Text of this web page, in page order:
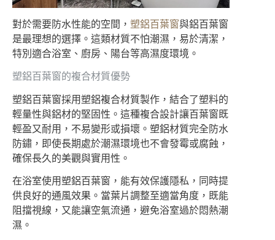
對於需要防水性能的空間， 塑鋁百葉窗與鋁百葉窗
是最理想的選擇。這類材質不怕潮濕，易於清潔，
特別適合浴室、廚房、陽台等高濕度環境。
塑鋁百葉窗的複合材質優勢
塑鋁百葉窗採用塑鋁複合材質製作，結合了塑料的
輕量性與鋁材的堅固性。這種複合設計讓百葉窗既
輕盈又耐用，不易變形或損壞。塑鋁材質完全防水
防鏽，即使長期處於潮濕環境也不會發霉或腐蝕，
確保長久的美觀與實用性。
在浴室使用塑鋁百葉窗，能有效保護隱私，同時提
供良好的通風效果。當葉片調整至適當角度，既能
阻擋視線，又能讓空氣流通，避免浴室過於悶熱潮
濕。